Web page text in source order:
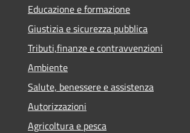
Educazione e formazione
Giustizia e sicurezza pubblica
Tributi,finanze e contravvenzioni
Ambiente
Salute, benessere e assistenza
Autorizzazioni
Agricoltura e pesca